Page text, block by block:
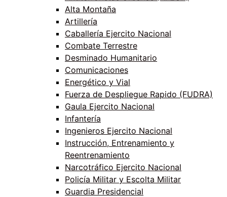
Alta Montaña
Artillería
Caballería Ejercito Nacional
Combate Terrestre
Desminado Humanitario
Comunicaciones
Energético y Vial
Fuerza de Despliegue Rapido (FUDRA)
Gaula Ejercito Nacional
Infantería
Ingenieros Ejercito Nacional
Instrucción, Entrenamiento y
Reentrenamiento
Narcotráfico Ejercito Nacional
Policía Militar y Escolta Militar
Guardia Presidencial